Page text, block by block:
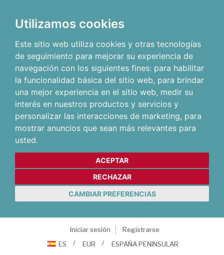
Utilizamos cookies
Este sitio web utiliza cookies y otras tecnologías
de seguimiento para mejorar su experiencia de
navegación con los siguientes fines: para habilitar
la funcionalidad básica del sitio web, para brindar
una mejor experiencia en el sitio web, medir su
interés en nuestros productos y servicios y
personalizar las interacciones de marketing, para
mostrar anuncios que sean más relevantes para
usted.
ACEPTAR
RECHAZAR
CAMBIAR PREFERENCIAS
Iniciar sesión
Registrarse
ES
EUR ESPAÑA PENINSULAR